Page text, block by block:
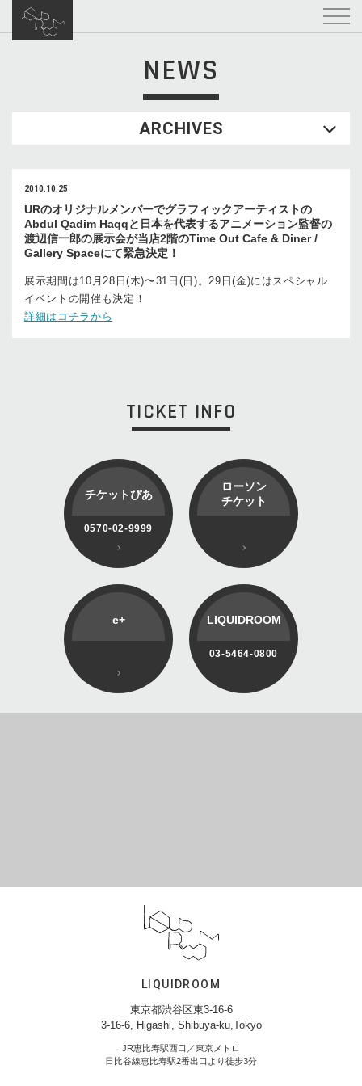
NEWS
ARCHIVES
2010.10.25
URのオリジナルメンバーでグラフィックアーティストの
Abdul Qadim Haqqと日本を代表するアニメーション監督の
渡辺信一郎の展示会が当店2階のTime Out Cafe & Diner /
Gallery Spaceにて緊急決定！
展示期間は10月28日(木)〜31日(日)。29日(金)にはスペシャル
イベントの開催も決定！
詳細はコチラから
TICKET INFO
チケットぴあ
0570-02-9999
ローソン
チケット
e+ LIQUIDROOM
03-5464-0800
LIQUIDROOM
東京都渋谷区東3-16-6
3-16-6, Higashi, Shibuya-ku,Tokyo
JR恵比寿駅西口／東京メトロ
日比谷線恵比寿駅2番出口より徒歩3分